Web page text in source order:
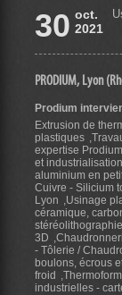
30 oct.
2021
PRODIUM, Lyon
Prodium
Extrusion de
plastiques
expertise Prodium
et
aluminium en
Cuivre - Silicium
Lyon
Usinage
céramique,
3D
- Tôlerie /
boulons, écrous
froid
industrielles -